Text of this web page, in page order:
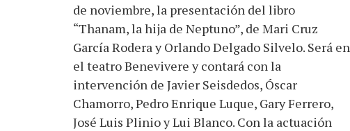
de noviembre, la presentación del libro
“Thanam, la hija de Neptuno”, de Mari Cruz
García Rodera y Orlando Delgado Silvelo. Será en
el teatro Benevivere y contará con la
intervención de Javier Seisdedos, Óscar
Chamorro, Pedro Enrique Luque, Gary Ferrero,
José Luis Plinio y Lui Blanco. Con la actuación